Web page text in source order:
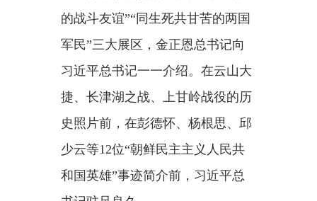
难中走过来，深知和平弥足珍贵。
8日晚，平壤木兰馆灯火璀璨，
金正恩总书记为习近平总书记举行
欢迎宴会。宴会桌中央，两只飞翔
的和平鸽雕塑，栩栩如生。
致辞时，金正恩总书记讲了这
样一段话：“习近平总书记同志在
风云变幻的国际形势中进行此访，